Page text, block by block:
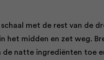
met de rest van de
het midden en zet weg.
de natte ingrediënten toe